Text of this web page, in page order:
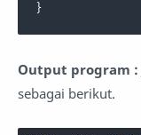
}
Output program :
sebagai berikut.